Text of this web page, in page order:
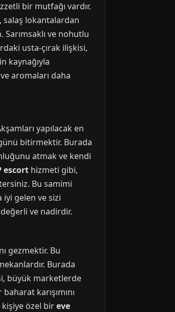
bir mutfağı vardır.
salaş lokantalardan
Sarımsaklı ve nohutlu
usta-çırak ilişkisi,
kaynağıyla
aromaları daha
yapılacak en
bitirmektir. Burada
atmak ve kendi
escort hizmeti gibi,
Bu samimi
gelen ve sizi
ve nadirdir.
gezmektir. Bu
Burada
büyük marketlerde
karışımını
kişiye özel bireve